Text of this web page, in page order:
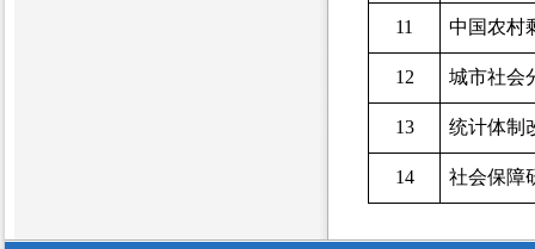
11 中国农村
12 城市社会
13 统计体制
14 社会保障